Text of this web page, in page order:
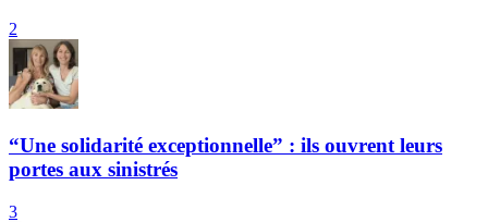
2
“Une solidarité exceptionnelle” : ils ouvrent leurs
portes aux sinistrés
3